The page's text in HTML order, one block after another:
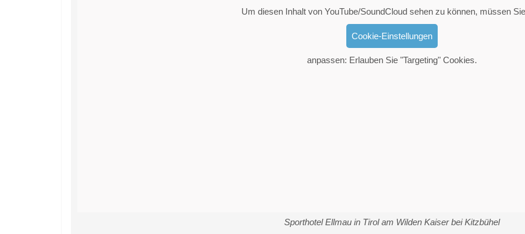
Um diesen Inhalt von YouTube/SoundCloud sehen zu können, müssen
Cookie-Einstellungen
anpassen: Erlauben Sie "Targeting" Cookies.
Sporthotel Ellmau in Tirol am Wilden Kaiser bei Kitzbühel